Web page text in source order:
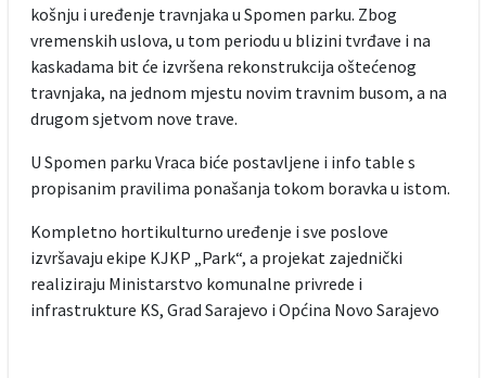
košnju i uređenje travnjaka u Spomen parku. Zbog
vremenskih uslova, u tom periodu u blizini tvrđave i na
kaskadama bit će izvršena rekonstrukcija oštećenog
travnjaka, na jednom mjestu novim travnim busom, a na
drugom sjetvom nove trave.
U Spomen parku Vraca biće postavljene i info table s
propisanim pravilima ponašanja tokom boravka u istom.
Kompletno hortikulturno uređenje i sve poslove
izvršavaju ekipe KJKP „Park“, a projekat zajednički
realiziraju Ministarstvo komunalne privrede i
infrastrukture KS, Grad Sarajevo i Općina Novo Sarajevo